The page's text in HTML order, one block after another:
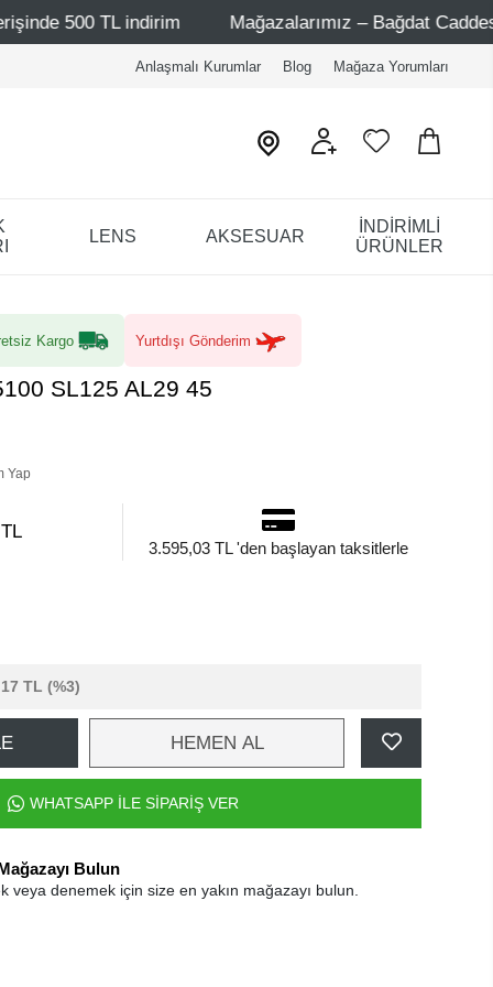
indirim Mağazalarımız – Bağdat Caddesi 1 -
Anlaşmalı Kurumlar Blog Mağaza Yorumları
LENS AKSESUAR
İNDİRİMLİ
ÜRÜNLER
Kargo Yurtdışı Gönderim
SL125 AL29 45
Yap
3.595,03 TL 'den başlayan taksitlerle
TL (%3)
HEMEN AL
WHATSAPP İLE SİPARİŞ VER
Bulun
veya denemek için size en yakın mağazayı bulun.